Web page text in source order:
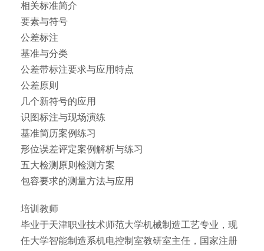
相关标准简介
要素与符号
公差标注
基准与分类
公差带标注要求与应用特点
公差原则
几个新符号的应用
识图标注与现场演练
基准简历案例练习
形位误差评定案例解析与练习
五大检测原则检测方案
包容要求的测量方法与应用
培训教师
毕业于天津职业技术师范大学机械制造工艺专业，现
任大学智能制造系机电控制室教研室主任，国家注册